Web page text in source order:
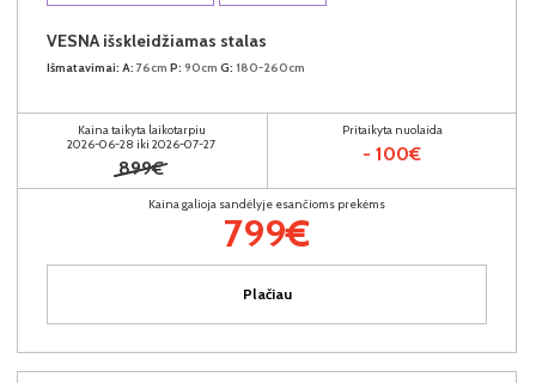
VESNA išskleidžiamas stalas
Išmatavimai: A: 76cm P: 90cm G: 180-260cm
Kaina taikyta laikotarpiu
2026-06-28 iki 2026-07-27
899€
Pritaikyta nuolaida
- 100€
Kaina galioja sandėlyje esančioms prekėms
799€
Plačiau